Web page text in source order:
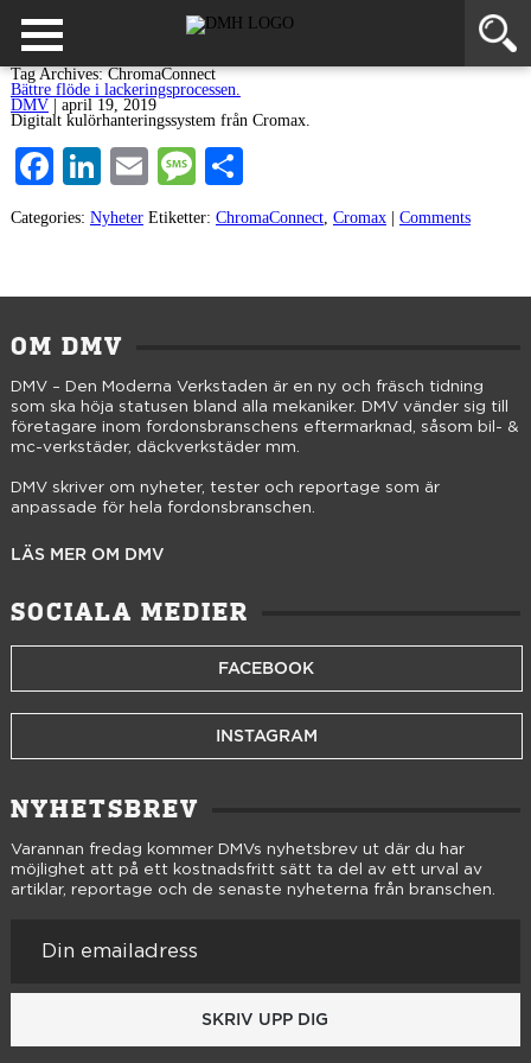
Tag Archives: ChromaConnect
Bättre flöde i lackeringsprocessen.
DMV
april 19, 2019
Digitalt kulörhanteringssystem från Cromax.
Facebook
LinkedIn
EmailMessage
Categories: Nyheter Etiketter: ChromaConnect, Cromax Comments
OM DMV
DMV – Den Moderna Verkstaden är en ny och fräsch tidning
som ska höja statusen bland alla mekaniker. DMV vänder sig till
företagare inom fordonsbranschens eftermarknad, såsom bil- &
mc-verkstäder, däckverkstäder mm.
DMV skriver om nyheter, tester och reportage som är
anpassade för hela fordonsbranschen.
LÄS MER OM DMV
SOCIALA MEDIER
FACEBOOK
INSTAGRAM
NYHETSBREV
Varannan fredag kommer DMVs nyhetsbrev ut där du har
möjlighet att på ett kostnadsfritt sätt ta del av ett urval av
artiklar, reportage och de senaste nyheterna från branschen.
SKRIV UPP DIG